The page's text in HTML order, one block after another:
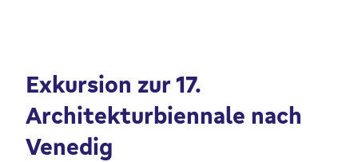
Exkursion zur 17.
Architekturbiennale nach
Venedig